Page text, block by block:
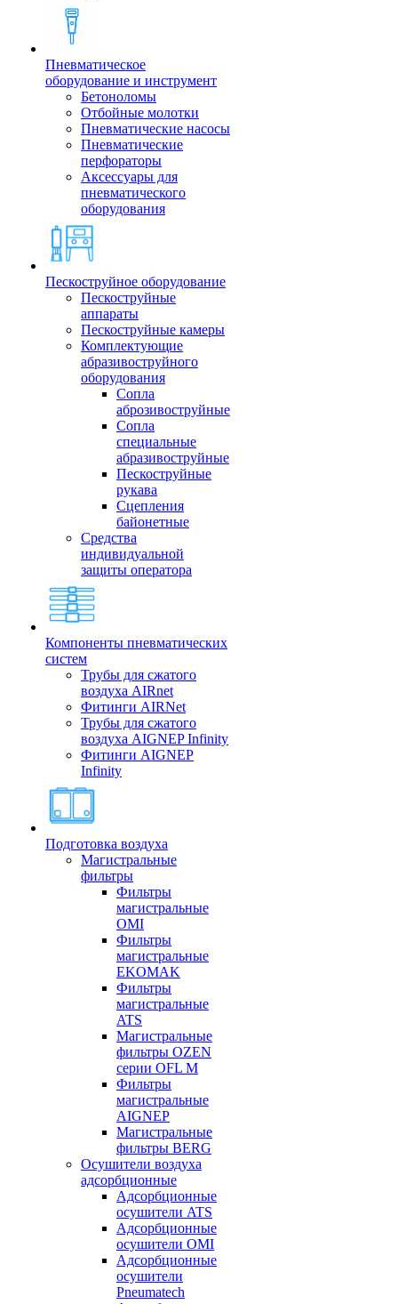
Пневматическое
оборудование и инструмент
Бетоноломы
Отбойные молотки
Пневматические насосы
Пневматические
перфораторы
Аксессуары для
пневматического
оборудования
Пескоструйное оборудование
Пескоструйные
аппараты
Пескоструйные камеры
Комплектующие
абразивоструйного
оборудования
Сопла
аброзивоструйные
Сопла
специальные
абразивоструйные
Пескоструйные
рукава
Сцепления
байонетные
Средства
индивидуальной
защиты оператора
Компоненты пневматических
систем
Трубы для сжатого
воздуха AIRnet
Фитинги AIRNet
Трубы для сжатого
воздуха AIGNEP Infinity
Фитинги AIGNEP
Infinity
Подготовка воздуха
Магистральные
фильтры
Фильтры
магистральные
OMI
Фильтры
магистральные
EKOMAK
Фильтры
магистральные
ATS
Магистральные
фильтры OZEN
серии OFL M
Фильтры
магистральные
AIGNEP
Магистральные
фильтры BERG
Осушители воздуха
адсорбционные
Адсорбционные
осушители ATS
Адсорбционные
осушители OMI
Адсорбционные
осушители
Pneumatech